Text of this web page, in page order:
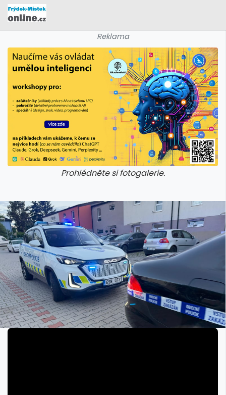
Reklama
Prohlédněte si fotogalerie.